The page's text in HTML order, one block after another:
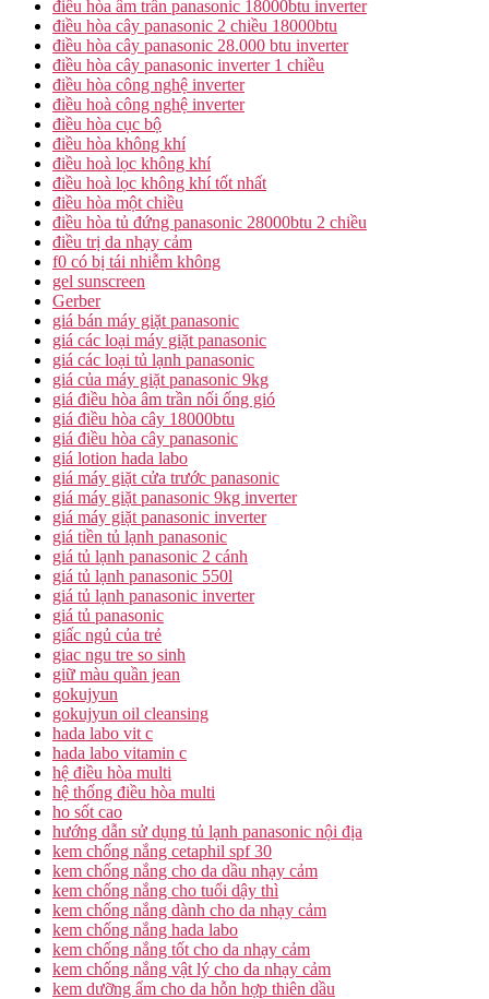
điều hòa âm trần panasonic 18000btu inverter
điều hòa cây panasonic 2 chiều 18000btu
điều hòa cây panasonic 28.000 btu inverter
điều hòa cây panasonic inverter 1 chiều
điều hòa công nghệ inverter
điều hoà công nghệ inverter
điều hòa cục bộ
điều hòa không khí
điều hoà lọc không khí
điều hoà lọc không khí tốt nhất
điều hòa một chiều
điều hòa tủ đứng panasonic 28000btu 2 chiều
điều trị da nhạy cảm
f0 có bị tái nhiễm không
gel sunscreen
Gerber
giá bán máy giặt panasonic
giá các loại máy giặt panasonic
giá các loại tủ lạnh panasonic
giá của máy giặt panasonic 9kg
giá điều hòa âm trần nối ống gió
giá điều hòa cây 18000btu
giá điều hòa cây panasonic
giá lotion hada labo
giá máy giặt cửa trước panasonic
giá máy giặt panasonic 9kg inverter
giá máy giặt panasonic inverter
giá tiền tủ lạnh panasonic
giá tủ lạnh panasonic 2 cánh
giá tủ lạnh panasonic 550l
giá tủ lạnh panasonic inverter
giá tủ panasonic
giấc ngủ của trẻ
giac ngu tre so sinh
giữ màu quần jean
gokujyun
gokujyun oil cleansing
hada labo vit c
hada labo vitamin c
hệ điều hòa multi
hệ thống điều hòa multi
ho sốt cao
hướng dẫn sử dụng tủ lạnh panasonic nội địa
kem chống nắng cetaphil spf 30
kem chống nắng cho da dầu nhạy cảm
kem chống nắng cho tuổi dậy thì
kem chống nắng dành cho da nhạy cảm
kem chống nắng hada labo
kem chống nắng tốt cho da nhạy cảm
kem chống nắng vật lý cho da nhạy cảm
kem dưỡng ẩm cho da hỗn hợp thiên dầu